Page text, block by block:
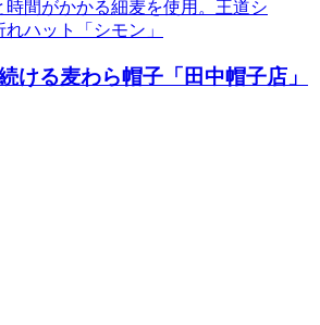
ける麦わら帽子「田中帽子店」